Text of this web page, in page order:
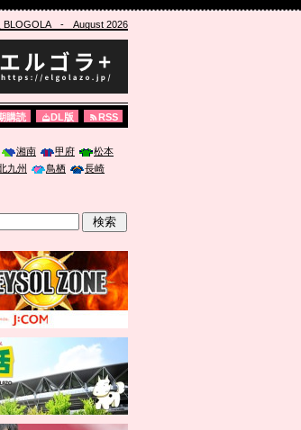
BLOGOLA- August 2026
購読 DL版 RSS
湘南 甲府
松本
九州 鳥栖
長崎